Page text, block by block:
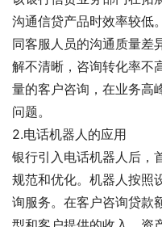
沟通信贷产品时效率较低
同客服人员的沟通质量差
解不清晰，咨询转化率不
量的客户咨询，在业务高
问题。
2.电话机器人的应用
银行引入电话机器人后，
规范和优化。机器人按照
询服务。在客户咨询贷款